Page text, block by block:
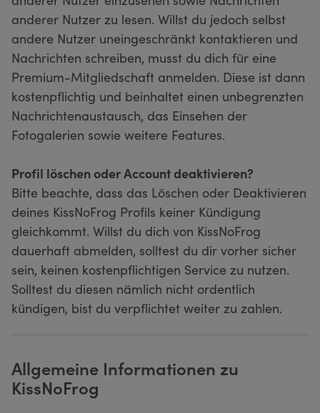
anderer Nutzer zu lesen. Willst du jedoch selbst
andere Nutzer uneingeschränkt kontaktieren und
Nachrichten schreiben, musst du dich für eine
Premium-Mitgliedschaft anmelden. Diese ist dann
kostenpflichtig und beinhaltet einen unbegrenzten
Nachrichtenaustausch, das Einsehen der
Fotogalerien sowie weitere Features.
Profil löschen oder Account deaktivieren?
Bitte beachte, dass das Löschen oder Deaktivieren
deines KissNoFrog Profils keiner Kündigung
gleichkommt. Willst du dich von KissNoFrog
dauerhaft abmelden, solltest du dir vorher sicher
sein, keinen kostenpflichtigen Service zu nutzen.
Solltest du diesen nämlich nicht ordentlich
kündigen, bist du verpflichtet weiter zu zahlen.
Allgemeine Informationen zu
KissNoFrog